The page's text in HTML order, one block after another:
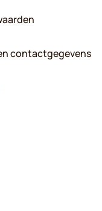
contactgegevens